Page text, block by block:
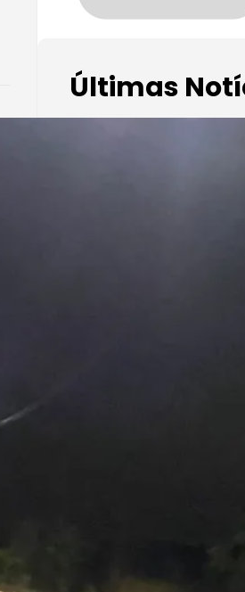
Últimas
5 de
Barras
o Polo
5 de
Aulas
em
28 de
Aldir
locais.
15 de
Saúde
laser
15 de